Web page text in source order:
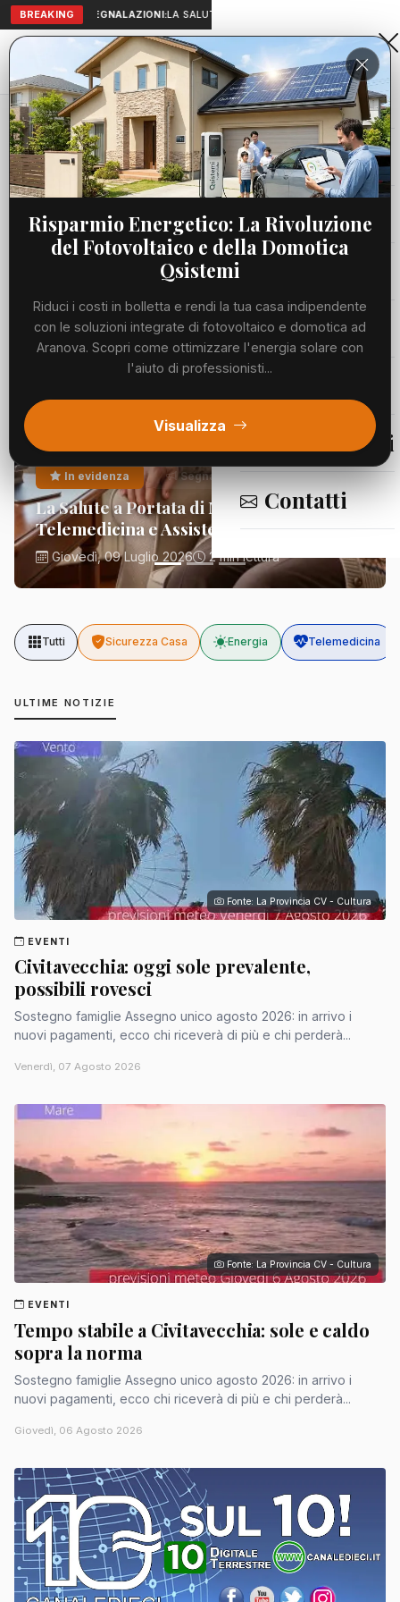
BREAKING SEGNALAZIONI:LA SALUTE A PORTATA DI MANO:
Aranova • NET
PORTALE UTILE AL TERRITORIO
Home
Cronaca
Viabilità
Meteo
Segnalazioni
Contatti
Risparmio Energetico: La Rivoluzione
del Fotovoltaico e della Domotica
Qsistemi
Riduci i costi in bolletta e rendi la tua casa indipendente
con le soluzioni integrate di fotovoltaico e domotica ad
Aranova. Scopri come ottimizzare l'energia solare con
l'aiuto di professionisti...
Visualizza
In evidenza Segnalazioni
La Salute a Portata di Mano:
Telemedicina e Assistenza Domiciliare
Giovedì, 09 Luglio 2026 2 min lettura
Tutti Sicurezza Casa Energia Telemedicina
ULTIME NOTIZIE
Fonte: La Provincia CV - Cultura
EVENTI
Civitavecchia: oggi sole prevalente,
possibili rovesci
Sostegno famiglie Assegno unico agosto 2026: in arrivo i
nuovi pagamenti, ecco chi riceverà di più e chi perderà...
Venerdì, 07 Agosto 2026
Fonte: La Provincia CV - Cultura
EVENTI
Tempo stabile a Civitavecchia: sole e caldo
sopra la norma
Sostegno famiglie Assegno unico agosto 2026: in arrivo i
nuovi pagamenti, ecco chi riceverà di più e chi perderà...
Giovedì, 06 Agosto 2026